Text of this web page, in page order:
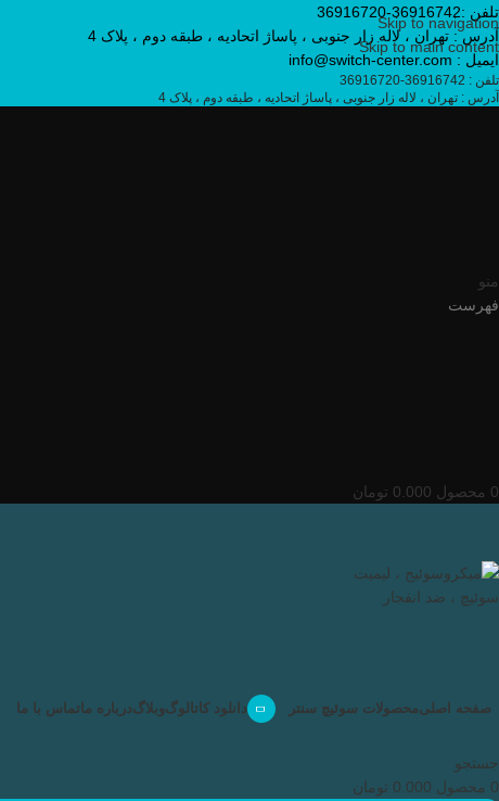
Skip to navigation
Skip to main content
تلفن :36916742-36916720
آدرس : تهران ، لاله زار جنوبی ، پاساژ اتحادیه ، طبقه دوم ، پلاک 4
ایمیل : info@switch-center.com
تلفن : 36916742-36916720
آدرس : تهران ، لاله زار جنوبی ، پاساژ اتحادیه ، طبقه دوم ، پلاک 4
منو
فهرست
0 محصول 0.000 تومان
صفحه اصلیمحصولات سوئیچ سنتر دانلود کاتالوگوبلاگدرباره ماتماس با ما
جستجو
0 محصول 0.000 تومان